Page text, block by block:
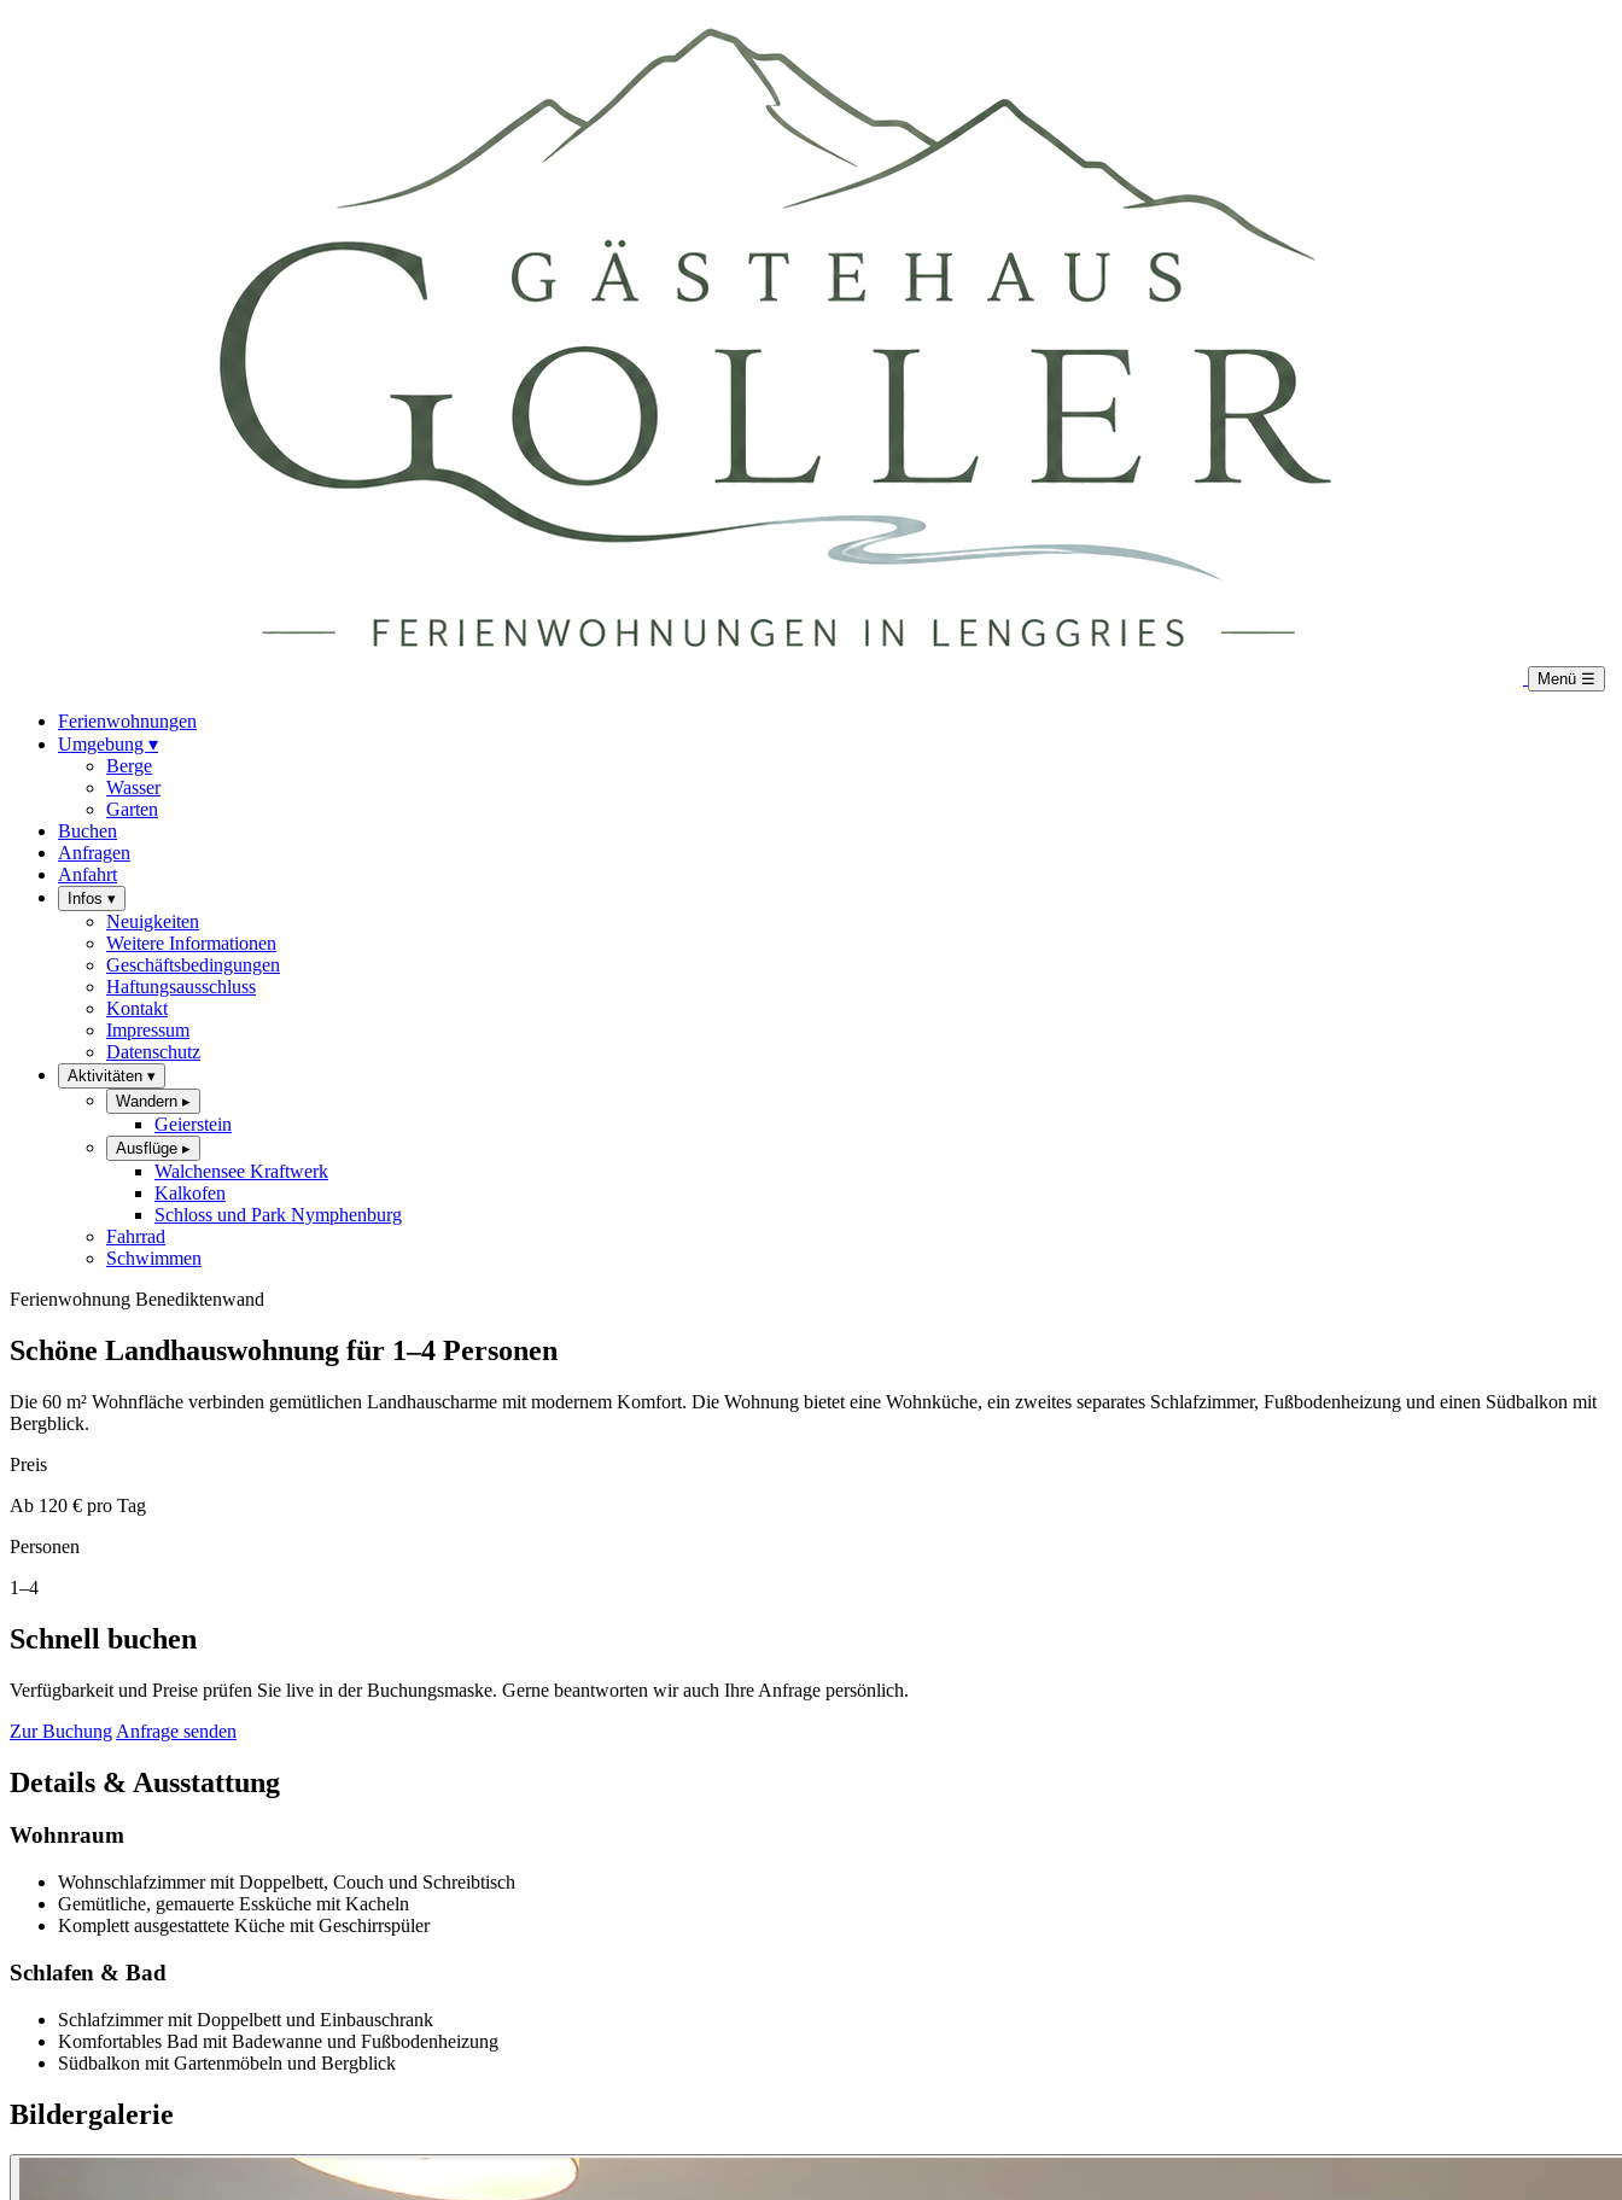
Menü ☰
Ferienwohnungen
Umgebung ▾
Berge
Wasser
Garten
Buchen
Anfragen
Anfahrt
Infos ▾
Neuigkeiten
Weitere Informationen
Geschäftsbedingungen
Haftungsausschluss
Kontakt
Impressum
Datenschutz
Aktivitäten ▾
Wandern ▸
Geierstein
Ausflüge ▸
Walchensee Kraftwerk
Kalkofen
Schloss und Park Nymphenburg
Fahrrad
Schwimmen
Ferienwohnung Benediktenwand
Schöne Landhauswohnung für 1–4 Personen
Die 60 m² Wohnfläche verbinden gemütlichen Landhauscharme mit modernem Komfort. Die Wohnung bietet eine Wohnküche, ein zweites separates Schlafzimmer, Fußbodenheizung und einen Südbalkon mit
Bergblick.
Preis
Ab 120 € pro Tag
Personen
1–4
Schnell buchen
Verfügbarkeit und Preise prüfen Sie live in der Buchungsmaske. Gerne beantworten wir auch Ihre Anfrage persönlich.
Zur Buchung Anfrage senden
Details & Ausstattung
Wohnraum
Wohnschlafzimmer mit Doppelbett, Couch und Schreibtisch
Gemütliche, gemauerte Essküche mit Kacheln
Komplett ausgestattete Küche mit Geschirrspüler
Schlafen & Bad
Schlafzimmer mit Doppelbett und Einbauschrank
Komfortables Bad mit Badewanne und Fußbodenheizung
Südbalkon mit Gartenmöbeln und Bergblick
Bildergalerie